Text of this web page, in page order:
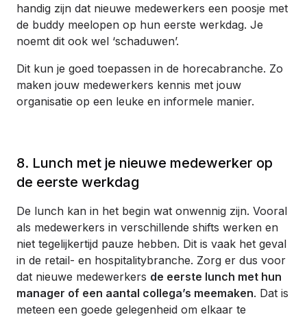
handig zijn dat nieuwe medewerkers een poosje met
de buddy meelopen op hun eerste werkdag. Je
noemt dit ook wel ‘schaduwen’.
Dit kun je goed toepassen in de horecabranche. Zo
maken jouw medewerkers kennis met jouw
organisatie op een leuke en informele manier.
8. Lunch met je nieuwe medewerker op
de eerste werkdag
De lunch kan in het begin wat onwennig zijn. Vooral
als medewerkers in verschillende shifts werken en
niet tegelijkertijd pauze hebben. Dit is vaak het geval
in de retail- en hospitalitybranche. Zorg er dus voor
dat nieuwe medewerkers de eerste lunch met hun
manager of een aantal collega’s meemaken. Dat is
meteen een goede gelegenheid om elkaar te